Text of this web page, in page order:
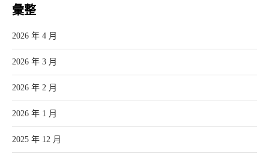
彙整
2026 年 4 月
2026 年 3 月
2026 年 2 月
2026 年 1 月
2025 年 12 月